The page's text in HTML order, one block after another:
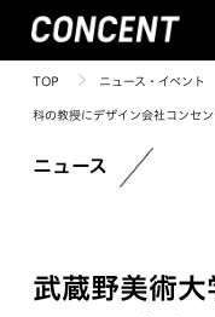
TOP ニュース・イベント
科の教授にデザイン会社コンセ
ニュース
武蔵野美術